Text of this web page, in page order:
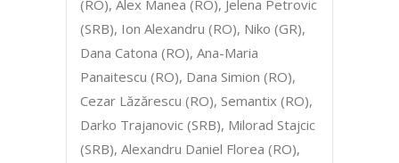
(RO), Alex Manea (RO), Jelena Petrovic
(SRB), Ion Alexandru (RO), Niko (GR),
Dana Catona (RO), Ana-Maria
Panaitescu (RO), Dana Simion (RO),
Cezar Lăzărescu (RO), Semantix (RO),
Darko Trajanovic (SRB), Milorad Stajcic
(SRB), Alexandru Daniel Florea (RO),